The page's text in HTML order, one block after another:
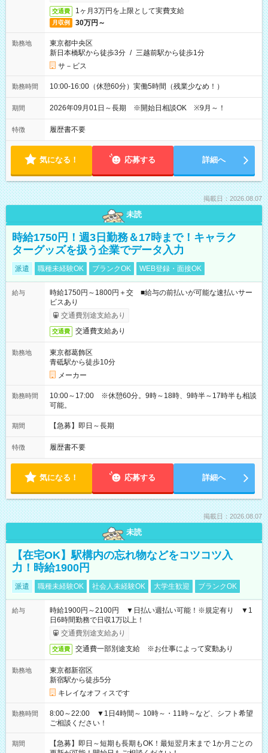
交通費 1ヶ月3万円を上限として実費支給
月収例 30万円～
勤務地
東京都中央区
新日本橋駅から徒歩3分 / 三越前駅から徒歩1分
サ－ビス
勤務時間 10:00-16:00（休憩60分）実働5時間（残業少なめ！）
期間 2026年09月01日～長期 ※開始日相談OK ※9月～！
特徴 履歴書不要
気になる！ 応募する 詳細へ
掲載日：2026.08.07
未読
時給1750円！週3日勤務＆17時まで！キャラク
ターグッズを扱う企業でデータ入力
派遣 職種未経験OK ブランクOK WEB登録・面接OK
給与
時給1750円～1800円＋交 ■給与の前払いが可能な速払いサー
ビスあり
交通費別途支給あり
交通費 交通費支給あり
勤務地
東京都葛飾区
青砥駅から徒歩10分
メーカー
勤務時間
10:00～17:00 ※休憩60分。9時～18時、9時半～17時半も相談
可能。
期間 【急募】即日～長期
特徴 履歴書不要
気になる！ 応募する 詳細へ
掲載日：2026.08.07
未読
【在宅OK】駅構内の忘れ物などをコツコツ入
力！時給1900円
派遣 職種未経験OK 社会人未経験OK 大学生歓迎 ブランクOK
給与
時給1900円～2100円 ▼日払い週払い可能！※規定有り ▼1
日6時間勤務で日収1万以上！
交通費別途支給あり
交通費 交通費一部別途支給 ※お仕事によって変動あり
勤務地
東京都新宿区
新宿駅から徒歩5分
キレイなオフィスです
勤務時間
8:00～22:00 ▼1日4時間～ 10時～・11時～など、シフト希望
ご相談ください！
期間
【急募】即日～短期も長期もOK！最短翌月末まで 1か月ごとの